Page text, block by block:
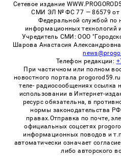
Сетевое издание
СМИ ЭЛ № ФС 77 — 86579 от
Федеральной службой по
информационных технологий
Учредитель СМИ: ООО
Шарова Анастасия
Телефон редакции:
При частичном или полном
новостного портала
теле- радиосообщениях ссылка
использовании в Интернет-
ресурс обязательна, в
нормы законодательства
правах.Отправка по почте,
официальных соцсетях
информационных поводов и
автоматически означает
либо авторского